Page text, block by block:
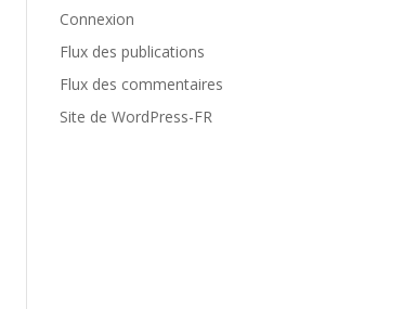
Connexion
Flux des publications
Flux des commentaires
Site de WordPress-FR